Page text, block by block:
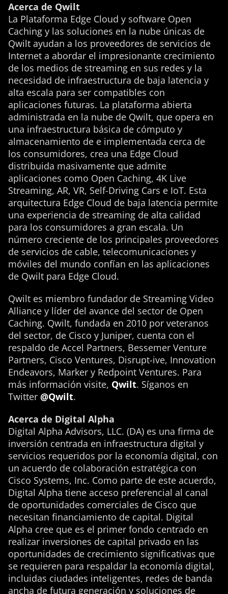
Acerca de Qwilt
La Plataforma Edge Cloud y software Open
Caching y las soluciones en la nube únicas de
Qwilt ayudan a los proveedores de servicios de
Internet a abordar el impresionante crecimiento
de los medios de streaming en sus redes y la
necesidad de infraestructura de baja latencia y
alta escala para ser compatibles con
aplicaciones futuras. La plataforma abierta
administrada en la nube de Qwilt, que opera en
una infraestructura básica de cómputo y
almacenamiento de e implementada cerca de
los consumidores, crea una Edge Cloud
distribuida masivamente que admite
aplicaciones como Open Caching, 4K Live
Streaming, AR, VR, Self-Driving Cars e IoT. Esta
arquitectura Edge Cloud de baja latencia permite
una experiencia de streaming de alta calidad
para los consumidores a gran escala. Un
número creciente de los principales proveedores
de servicios de cable, telecomunicaciones y
móviles del mundo confían en las aplicaciones
de Qwilt para Edge Cloud.
Qwilt es miembro fundador de Streaming Video
Alliance y líder del avance del sector de Open
Caching. Qwilt, fundada en 2010 por veteranos
del sector, de Cisco y Juniper, cuenta con el
respaldo de Accel Partners, Bessemer Venture
Partners, Cisco Ventures, Disrupt-ive, Innovation
Endeavors, Marker y Redpoint Ventures. Para
más información visite, Qwilt. Síganos en
Twitter @Qwilt.
Acerca de Digital Alpha
Digital Alpha Advisors, LLC. (DA) es una firma de
inversión centrada en infraestructura digital y
servicios requeridos por la economía digital, con
un acuerdo de colaboración estratégica con
Cisco Systems, Inc. Como parte de este acuerdo,
Digital Alpha tiene acceso preferencial al canal
de oportunidades comerciales de Cisco que
necesitan financiamiento de capital. Digital
Alpha cree que es el primer fondo centrado en
realizar inversiones de capital privado en las
oportunidades de crecimiento significativas que
se requieren para respaldar la economía digital,
incluidas ciudades inteligentes, redes de banda
ancha de futura generación y soluciones de